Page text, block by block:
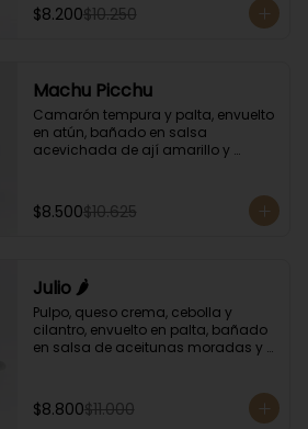
$8.200$10.250
Machu Picchu
Camarón tempura y palta, envuelto
en atún, bañado en salsa
acevichada de ají amarillo y
$8.500$10.625
Julio 🌶️
Pulpo, queso crema, cebolla y
cilantro, envuelto en palta, bañado
en salsa de aceitunas moradas y
$8.800$11.000